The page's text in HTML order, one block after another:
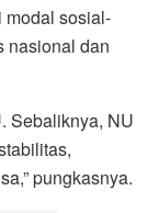
modal sosial-
nasional dan
Sebaliknya, NU
pungkasnya.